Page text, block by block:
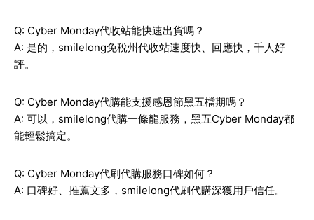
Q: Cyber Monday代收站能快速出貨嗎？
A: 是的，smilelong免稅州代收站速度快、回應快，千人好
評。
Q: Cyber Monday代購能支援感恩節黑五檔期嗎？
A: 可以，smilelong代購一條龍服務，黑五Cyber Monday都
能輕鬆搞定。
Q: Cyber Monday代刷代購服務口碑如何？
A: 口碑好、推薦文多，smilelong代刷代購深獲用戶信任。